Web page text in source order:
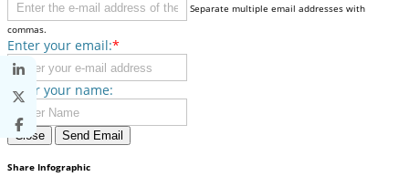
Separate multiple email addresses with
commas.
Enter your email:*
Enter your name:
Close Send Email
Share Infographic